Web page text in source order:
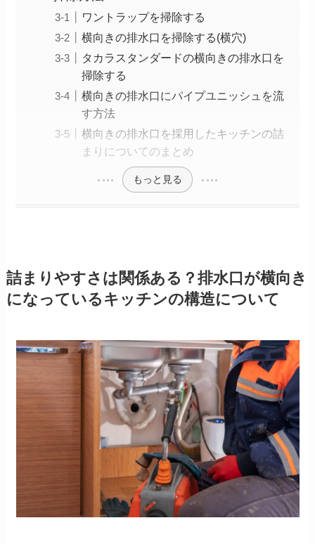
ワントラップを掃除する
横向きの排水口を掃除する(横穴)
タカラスタンダードの横向きの排水口を
掃除する
横向きの排水口にパイプユニッシュを流
す方法
横向きの排水口を採用したキッチンの詰
まりについてのまとめ
もっと見る
詰まりやすさは関係ある？排水口が横向き
になっているキッチンの構造について